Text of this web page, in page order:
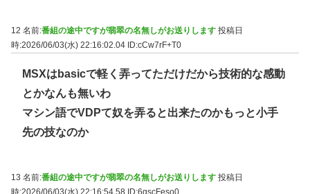
12 名前:番組の途中ですが翡翠の名無しがお送りします 投稿日
時:2026/06/03(水) 22:16:02.04 ID:cCw7rF+T0
MSXはbasicで軽く弄ってただけだから技術的な感動
とかなんも無いわ
マシン語でVDPて奴を弄ると出来たのかもっと小手
先の技なのか
13 名前:番組の途中ですが翡翠の名無しがお送りします 投稿日